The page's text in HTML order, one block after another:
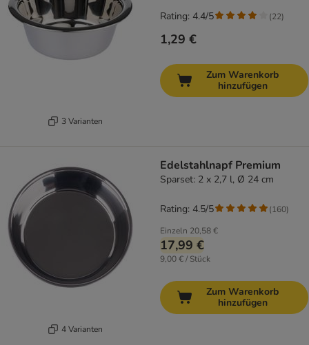
3 Varianten
1,29 €
Rating: 4.4/5 (22)
Zum Warenkorb
hinzufügen
4 Varianten
Edelstahlnapf Premium
Sparset: 2 x 2,7 l, Ø 24 cm
Einzeln 20,58 €
17,99 €
9,00 € / Stück
Rating: 4.5/5 (160)
Zum Warenkorb
hinzufügen